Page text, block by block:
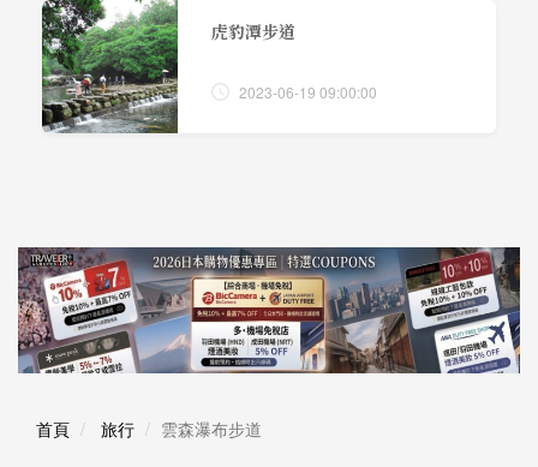
虎豹潭步道
2023-06-19 09:00:00
首頁 旅行 雲森瀑布步道